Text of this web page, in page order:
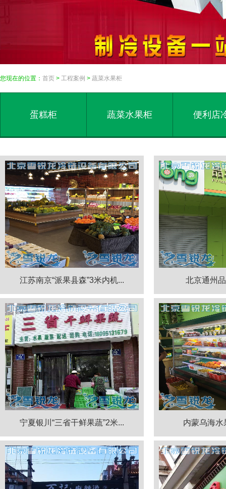
您现在的位置： 首页 > 工程案例 > 蔬菜水果柜
蛋糕柜 蔬菜水果柜 便利店
江苏南京“派果县森”3米内机... 北京通州
宁夏银川“三省干鲜果蔬”2米... 内蒙乌海水